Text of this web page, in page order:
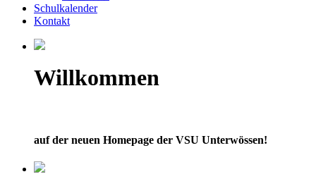
Schulkalender
Kontakt
Willkommen
auf der neuen Homepage der VSU Unterwössen!